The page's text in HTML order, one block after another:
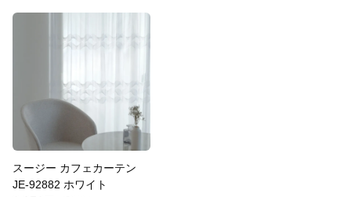
スージー カフェカーテン
JE-92882 ホワイト